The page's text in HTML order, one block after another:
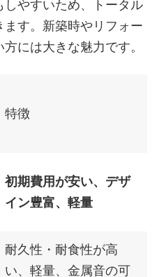
やすいため、トータル
す。新築時やリフォー
には大きな魅力です。
特徴
初期費用が安い、デザ
イン豊富、軽量
耐久性・耐食性が高
い、軽量、金属音の可